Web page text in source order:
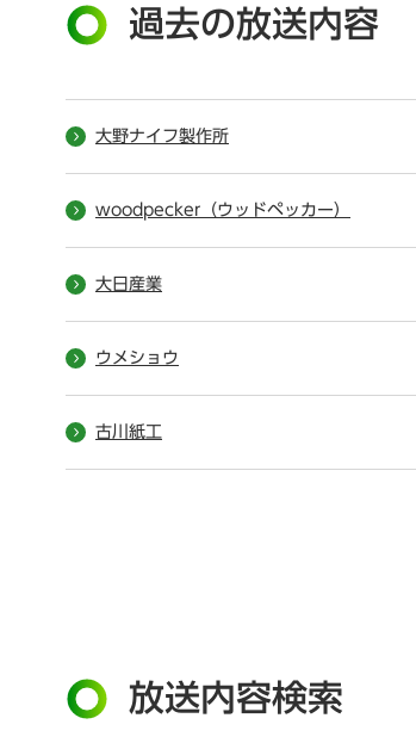
過去の放送内容
大野ナイフ製作所
woodpecker（ウッドペッカー）
大日産業
ウメショウ
古川紙工
放送内容検索